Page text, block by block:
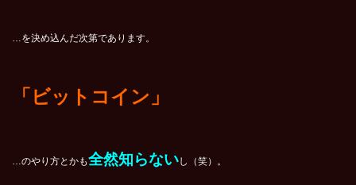
…を決め込んだ次第であります。
「ビットコイン」
…のやり方とかも全然知らないし（笑）。